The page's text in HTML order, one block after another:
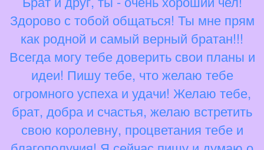
Здорово с тобой общаться! Ты мне прям
как родной и самый верный братан!!!
Всегда могу тебе доверить свои планы и
идеи! Пишу тебе, что желаю тебе
огромного успеха и удачи! Желаю тебе,
брат, добра и счастья, желаю встретить
свою королевну, процветания тебе и